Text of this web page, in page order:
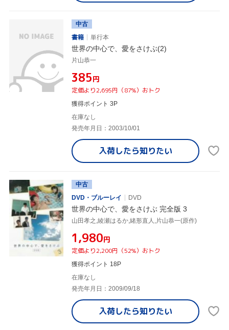
中古
書籍
単行本
世界の中心で、愛をさけぶ(2)
片山恭一
¥385円
定価より2,695円（87%）おトク
獲得ポイント 3P
在庫なし
発売年月日：2003/10/01
入荷したら知りたい
中古
DVD・ブルーレイ
DVD
世界の中心で、愛をさけぶ 完全版 3
山田孝之,綾瀬はるか,緒形直人,片山恭一(原作)
¥1,980円
定価より2,200円（52%）おトク
獲得ポイント 18P
在庫なし
発売年月日：2009/09/18
入荷したら知りたい